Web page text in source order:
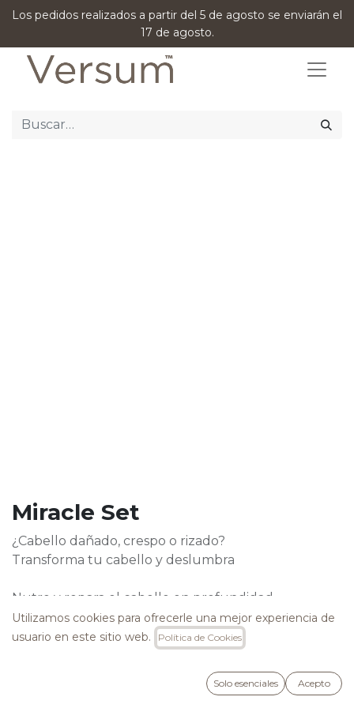
Los pedidos realizados a partir del 5 de agosto se enviarán el
17 de agosto.
Miracle Set
¿Cabello dañado, crespo o rizado?
Transforma tu cabello y deslumbra
Nutre y repara el cabello en profundidad
proporcionando un cuidado integral, además de
aportar brillo, fácil peinabilidad y suavidad a los
cabellos más encrespados.
Libre de SLS, Parabenos, Mit, Cocamide MEA y DEA
Utilizamos cookies para ofrecerle una mejor experiencia de
usuario en este sitio web.
Política de Cookies
Solo esenciales Acepto